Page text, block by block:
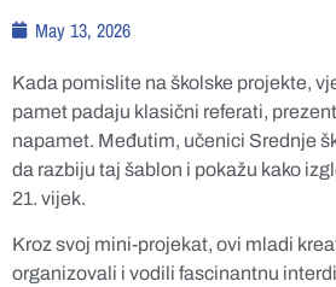
May 13, 2026
Kada pomislite na školske projekte,
pamet padaju klasični referati,
napamet. Međutim, učenici Srednje
da razbiju taj šablon i pokažu kako
21. vijek.
Kroz svoj mini-projekat, ovi mladi
organizovali i vodili fascinantnu